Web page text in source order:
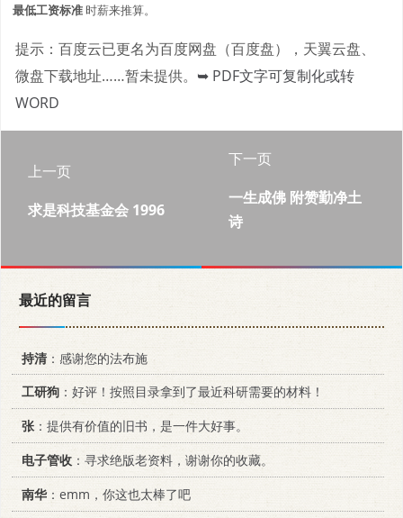
最低工资标准时薪来推算。
提示：百度云已更名为百度网盘（百度盘），天翼云盘、
微盘下载地址……暂未提供。 ➥ PDF文字可复制化或转
WORD
上一页
求是科技基金会 1996
下一页
一生成佛 附赞勤净土
诗
最近的留言
持清 ：感谢您的法布施
工研狗 ：好评！按照目录拿到了最近科研需要的材料！
张：提供有价值的旧书，是一件大好事。
电子管收 ：寻求绝版老资料，谢谢你的收藏。
南华：emm，你这也太棒了吧